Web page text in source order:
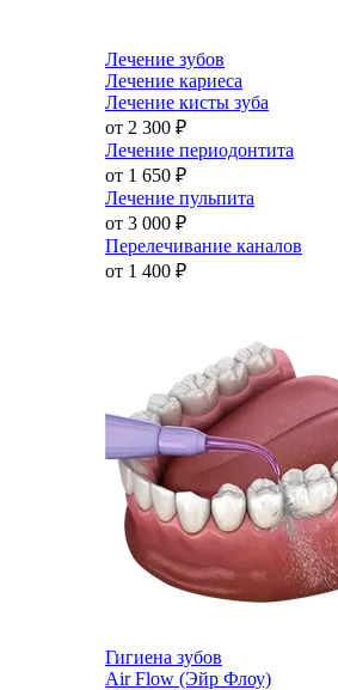
Лечение зубов
Лечение кариеса
Лечение кисты зуба
от 2 300 ₽
Лечение периодонтита
от 1 650 ₽
Лечение пульпита
от 3 000 ₽
Перелечивание каналов
от 1 400 ₽
Гигиена зубов
Air Flow (Эйр Флоу)